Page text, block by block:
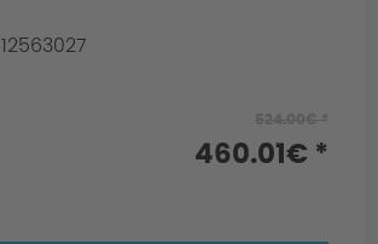
460.01€ *